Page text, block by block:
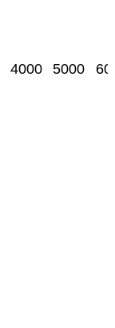
4000 5000